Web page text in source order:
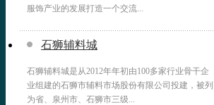
服饰产业的发展打造一个交流...
石狮辅料城
石狮辅料城是从2012年年初由100多家行业骨干企
业组建的石狮市辅料市场股份有限公司投建，被列
为省、泉州市、石狮市三级...